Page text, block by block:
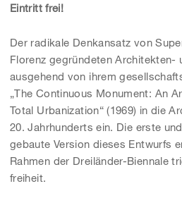
Eintritt frei!
Der radikale Denkansatz von
Florenz gegründeten Architekten-
ausgehend von ihrem
„The Continuous Monument: An
Total Urbanization“ (1969) in die
20. Jahrhunderts ein. Die erste
gebaute Version dieses Entwurfs
Rahmen der Dreiländer-Biennale
freiheit.